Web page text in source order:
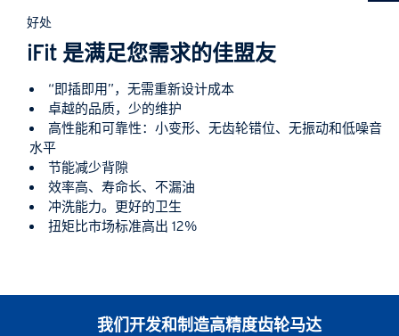
好处
iFit 是满足您需求的佳盟友
“即插即用”，无需重新设计成本
卓越的品质，少的维护
高性能和可靠性：小变形、无齿轮错位、无振动和低噪音
水平
节能减少背隙
效率高、寿命长、不漏油
冲洗能力。更好的卫生
扭矩比市场标准高出 12%
我们开发和制造高精度齿轮马达